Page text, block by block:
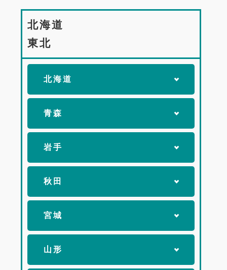
北海道
東北
北海道
青森
岩手
秋田
宮城
山形